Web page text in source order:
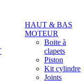
HAUT & BAS
MOTEUR
Boite à
clapets
Piston
Kit cylindre
Joints